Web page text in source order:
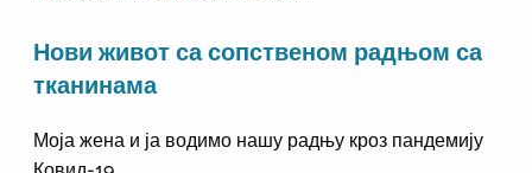
Нови живот са сопственом радњом са
тканинама
Моја жена и ја водимо нашу радњу кроз пандемију